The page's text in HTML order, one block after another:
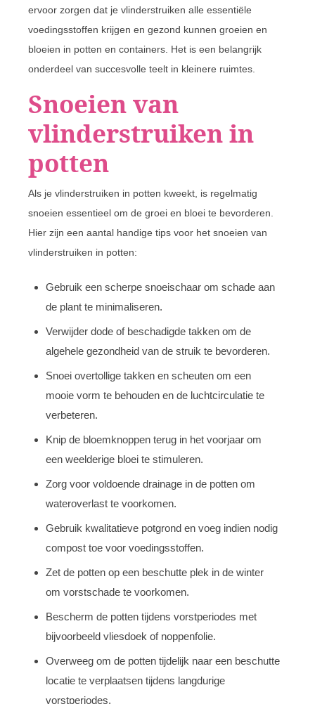
ervoor zorgen dat je vlinderstruiken alle essentiële
voedingsstoffen krijgen en gezond kunnen groeien en
bloeien in potten en containers. Het is een belangrijk
onderdeel van succesvolle teelt in kleinere ruimtes.
Snoeien van
vlinderstruiken in
potten
Als je vlinderstruiken in potten kweekt, is regelmatig
snoeien essentieel om de groei en bloei te bevorderen.
Hier zijn een aantal handige tips voor het snoeien van
vlinderstruiken in potten:
Gebruik een scherpe snoeischaar om schade aan
de plant te minimaliseren.
Verwijder dode of beschadigde takken om de
algehele gezondheid van de struik te bevorderen.
Snoei overtollige takken en scheuten om een
mooie vorm te behouden en de luchtcirculatie te
verbeteren.
Knip de bloemknoppen terug in het voorjaar om
een weelderige bloei te stimuleren.
Zorg voor voldoende drainage in de potten om
wateroverlast te voorkomen.
Gebruik kwalitatieve potgrond en voeg indien nodig
compost toe voor voedingsstoffen.
Zet de potten op een beschutte plek in de winter
om vorstschade te voorkomen.
Bescherm de potten tijdens vorstperiodes met
bijvoorbeeld vliesdoek of noppenfolie.
Overweeg om de potten tijdelijk naar een beschutte
locatie te verplaatsen tijdens langdurige
vorstperiodes.